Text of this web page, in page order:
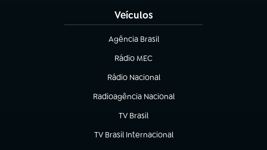
Veículos
Agência Brasil
(abre em nova aba)
Rádio MEC
(abre em nova aba)
Rádio Nacional
Radioagência Nacional
(abre em nova aba)
TV Brasil
(abre em nova aba)
TV Brasil Internacional
(abre em nova aba)